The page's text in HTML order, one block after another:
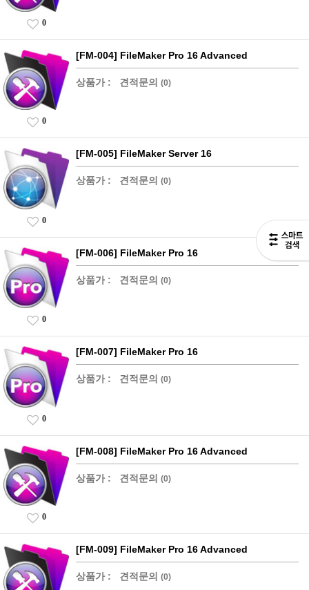
0
[FM-004] FileMaker Pro 16 Advanced
상품가 : 견적문의 (0)
0
[FM-005] FileMaker Server 16
상품가 : 견적문의 (0)
0
[FM-006] FileMaker Pro 16
상품가 : 견적문의 (0)
0
[FM-007] FileMaker Pro 16
상품가 : 견적문의 (0)
0
[FM-008] FileMaker Pro 16 Advanced
상품가 : 견적문의 (0)
0
[FM-009] FileMaker Pro 16 Advanced
상품가 : 견적문의 (0)